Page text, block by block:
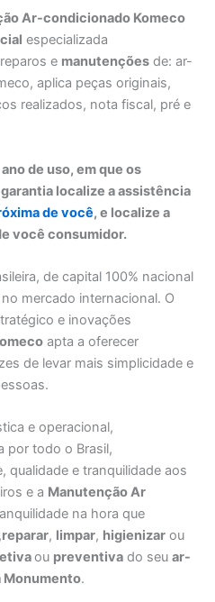
Ar-condicionado Komeco
especializada
e manutenções de: ar-
aplica peças originais,
realizados, nota fiscal, pré e
de uso, em que os
localize a assistência
de você, e localize a
você consumidor.
de capital 100% nacional
mercado internacional. O
e inovações
apta a oferecer
de levar mais simplicidade e
e operacional,
por todo o Brasil,
qualidade e tranquilidade aos
e a Manutenção Ar
na hora que
,reparar, limpar, higienizar ou
ou preventiva do seuar-
Monumento.